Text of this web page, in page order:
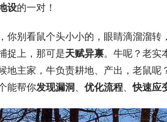
设的一对！
你别看鼠个头小小的，眼睛滴溜溜转
捉上，那可是天赋异禀。牛呢？老实
地主家，牛负责耕地、产出，老鼠呢
能帮你发现漏洞、 优化流程、快速应